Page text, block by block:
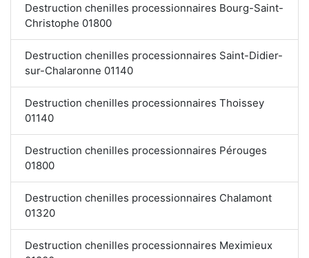
Destruction chenilles processionnaires Bourg-Saint-
Christophe 01800
Destruction chenilles processionnaires Saint-Didier-
sur-Chalaronne 01140
Destruction chenilles processionnaires Thoissey
01140
Destruction chenilles processionnaires Pérouges
01800
Destruction chenilles processionnaires Chalamont
01320
Destruction chenilles processionnaires Meximieux